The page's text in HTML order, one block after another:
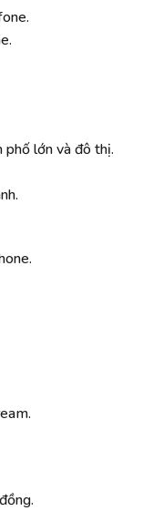
phố lớn và đô thị.